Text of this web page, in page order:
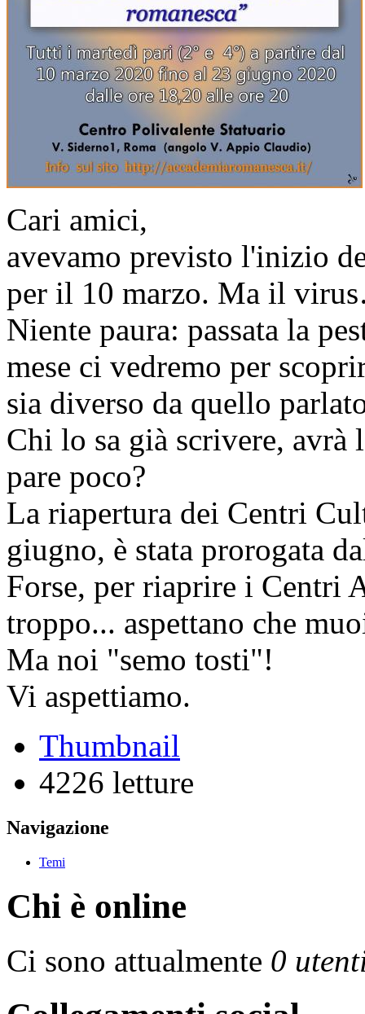
Cari amici,
avevamo previsto l'inizio
per il 10 marzo. Ma il
Niente paura: passata la
mese ci vedremo per
sia diverso da quello
Chi lo sa già scrivere,
pare poco?
La riapertura dei Centri
giugno, è stata prorogata
Forse, per riaprire i Centri
troppo... aspettano che
Ma noi "semo tosti"!
Vi aspettiamo.
Thumbnail
4226 letture
Navigazione
Temi
Chi è online
Ci sono attualmente 0